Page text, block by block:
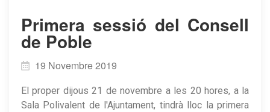
Primera sessió del Consell
de Poble
19 Novembre 2019
El proper dijous 21 de novembre a les 20 hores, a la
Sala Polivalent de l'Ajuntament, tindrà lloc la primera